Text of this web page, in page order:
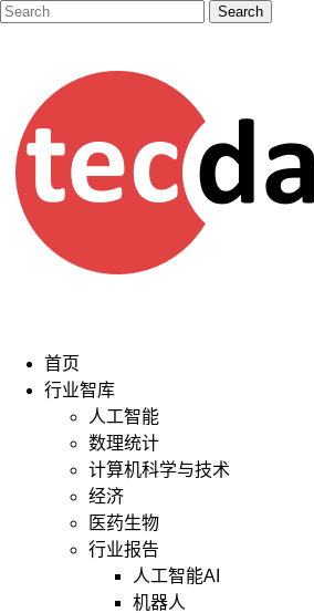
首页
行业智库
人工智能
数理统计
计算机科学与技术
经济
医药生物
行业报告
人工智能AI
机器人